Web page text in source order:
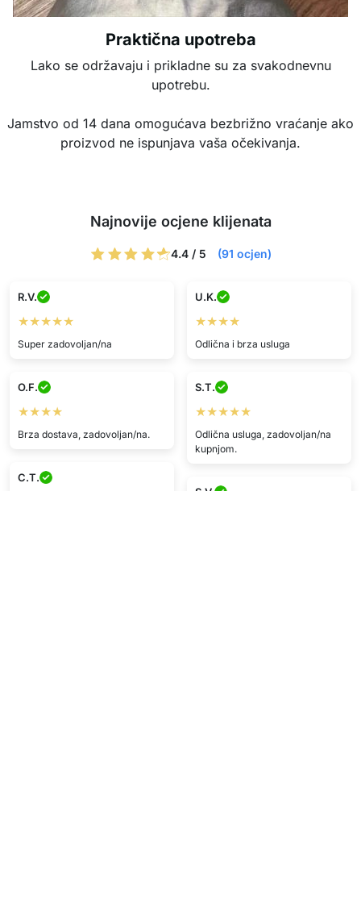
Praktična upotreba
Lako se održavaju i prikladne su za svakodnevnu
upotrebu.
Jamstvo od 14 dana omogućava bezbrižno vraćanje ako
proizvod ne ispunjava vaša očekivanja.
Najnovije ocjene klijenata
4.4 / 5 (91 ocjen)
R.V.
★★★★★
Super zadovoljan/na
U.K.
★★★★
Odlična i brza usluga
O.F.
★★★★
Brza dostava, zadovoljan/na.
S.T.
★★★★★
Odlična usluga, zadovoljan/na
kupnjom.
C.T.
S.V.